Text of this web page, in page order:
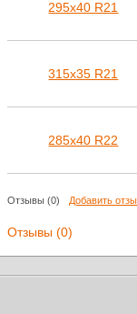
295х40 R21
315х35 R21
285х40 R22
Отзывы (0) Добавить
Отзывы (0)